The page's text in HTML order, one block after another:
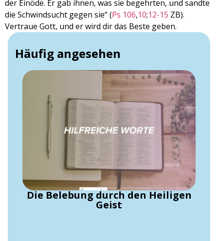
der Einöde. Er gab ihnen, was sie begehrten, und sandte
die Schwindsucht gegen sie“ (Ps 106,10;12-15 ZB).
Vertraue Gott, und er wird dir das Beste geben.
Häufig angesehen
Die Belebung durch den Heiligen
Geist